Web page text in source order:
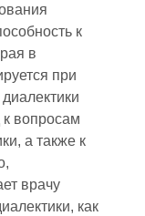
к
в
при
вопросам
а также к
врачу
как